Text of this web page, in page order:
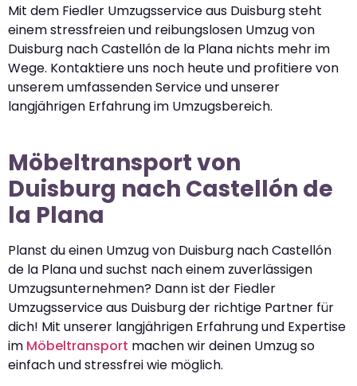
Mit dem Fiedler Umzugsservice aus Duisburg steht
einem stressfreien und reibungslosen Umzug von
Duisburg nach Castellón de la Plana nichts mehr im
Wege. Kontaktiere uns noch heute und profitiere von
unserem umfassenden Service und unserer
langjährigen Erfahrung im Umzugsbereich.
Möbeltransport von
Duisburg nach Castellón de
la Plana
Planst du einen Umzug von Duisburg nach Castellón
de la Plana und suchst nach einem zuverlässigen
Umzugsunternehmen? Dann ist der Fiedler
Umzugsservice aus Duisburg der richtige Partner für
dich! Mit unserer langjährigen Erfahrung und Expertise
im Möbeltransport machen wir deinen Umzug so
einfach und stressfrei wie möglich.